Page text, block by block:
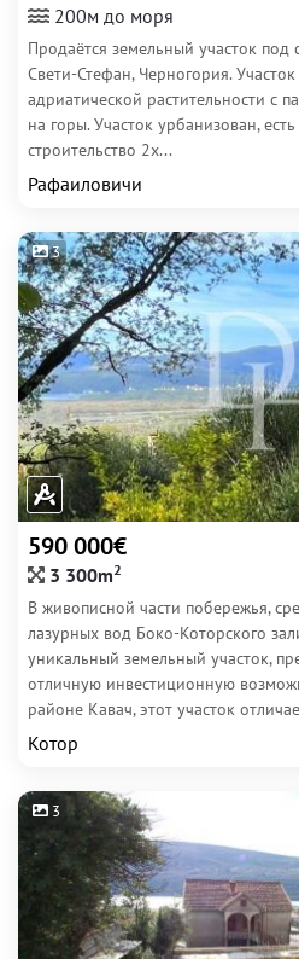
200м до моря
Продаётся земельный участок под
Свети-Стефан, Черногория.
адриатической растительности с
на горы. Участок урбанизован,
строительство 2х...
Рафаиловичи
3
590 000€
3 300m2
В живописной части побережья,
лазурных вод Боко-Которского
уникальный земельный участок,
отличную инвестиционную
районе Кавач, этот участок
Котор
3